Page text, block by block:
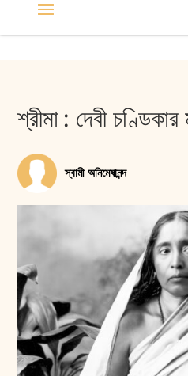
শ্রীমা : দেবী
স্বামী অনিমেষানন্দ